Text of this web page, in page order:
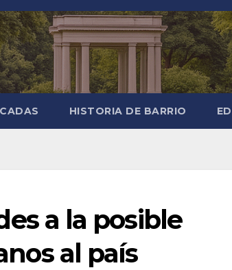
HISTORIA DE BARRIO
a la posible
al país